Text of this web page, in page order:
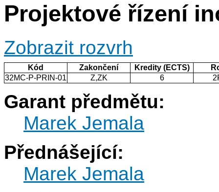
Projektové řízení
Zobrazit rozvrh
Kód Zakončení Kredity (ECTS)
32MC-P-PRIN-01
Z,ZK 6
Garant předmětu:
Marek Jemala
Přednášející:
Marek Jemala